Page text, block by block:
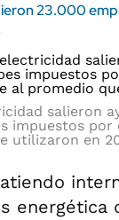
23.000
salieron
impuestos por
utilizaron en
energética